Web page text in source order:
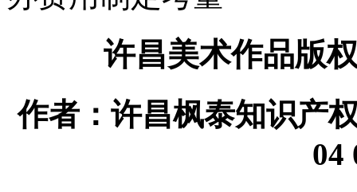
许昌美术作品版
作者：许昌枫泰知识产
04